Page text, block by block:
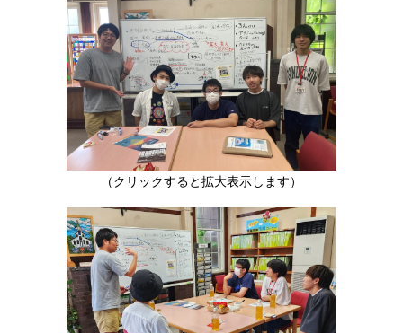
（クリックすると拡大表示します）